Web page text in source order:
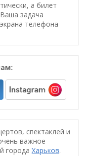
а билет
задача
телефона
спектаклей и
важное
города Харьков.